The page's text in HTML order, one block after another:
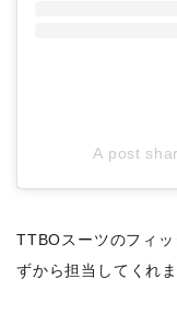
A post
TTBOスーツのフィ
ずから担当してくれま